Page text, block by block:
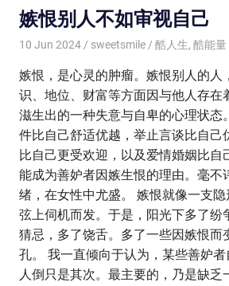
嫉恨别人不如审视自己
10 Jun 2024 sweetsmile 酷人生, 酷能量
嫉恨，是心灵的肿瘤。嫉恨别人的人
识、地位、财富等方面因与他人存在
滋生出的一种失意与自卑的心理状态
件比自己舒适优越，举止言谈比自己
比自己更受欢迎，以及爱情婚姻比自
能成为善妒者因嫉生恨的理由。毫不
绪，在女性中尤盛。 嫉恨就像一支
弦上伺机而发。于是，阳光下多了纷
猜忌，多了饶舌。多了一些因嫉恨而
孔。 我一直倾向于认为，某些善妒
人倒只是其次。最主要的，乃是缺乏